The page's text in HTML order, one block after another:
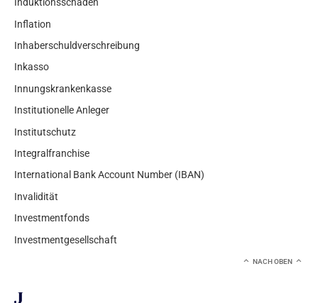
Induktionsschäden
Inflation
Inhaberschuldverschreibung
Inkasso
Innungskrankenkasse
Institutionelle Anleger
Institutschutz
Integralfranchise
International Bank Account Number (IBAN)
Invalidität
Investmentfonds
Investmentgesellschaft
NACH OBEN
J